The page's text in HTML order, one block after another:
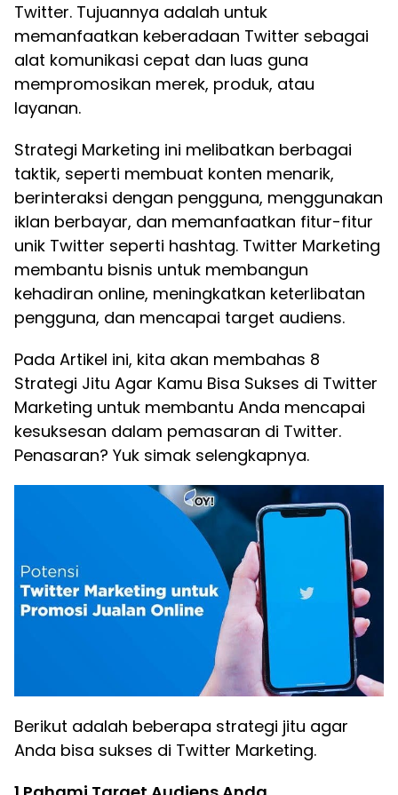
Twitter. Tujuannya adalah untuk
memanfaatkan keberadaan Twitter sebagai
alat komunikasi cepat dan luas guna
mempromosikan merek, produk, atau
layanan.
Strategi Marketing ini melibatkan berbagai
taktik, seperti membuat konten menarik,
berinteraksi dengan pengguna, menggunakan
iklan berbayar, dan memanfaatkan fitur-fitur
unik Twitter seperti hashtag. Twitter Marketing
membantu bisnis untuk membangun
kehadiran online, meningkatkan keterlibatan
pengguna, dan mencapai target audiens.
Pada Artikel ini, kita akan membahas 8
Strategi Jitu Agar Kamu Bisa Sukses di Twitter
Marketing untuk membantu Anda mencapai
kesuksesan dalam pemasaran di Twitter.
Penasaran? Yuk simak selengkapnya.
Berikut adalah beberapa strategi jitu agar
Anda bisa sukses di Twitter Marketing.